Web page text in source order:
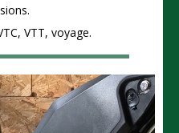
VTT, voyage.